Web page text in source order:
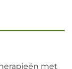
met